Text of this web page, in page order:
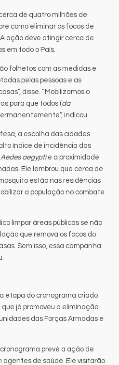
de quatro milhões de
como eliminar os focos de
ação deve atingir cerca de
em todo o País.
folhetos com as medidas e
pelas pessoas e as
disse. “Mobilizamos o
para que todos (da
indicou.
a escolha das cidades
índice de incidência das
Aedes aegyptie a proximidade
Ele lembrou que cerca de
estão nas residências
a população no combate
limpar áreas públicas se não
que remova os focos do
Sem isso, essa campanha
etapa do cronograma criado
já promoveu a eliminação
das Forças Armadas e
prevê a ação de
agentes de saúde. Ele visitarão